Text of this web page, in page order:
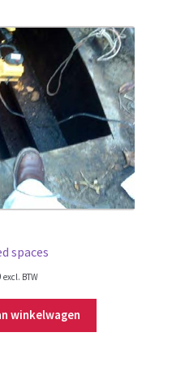
spaces
excl. BTW
winkelwagen